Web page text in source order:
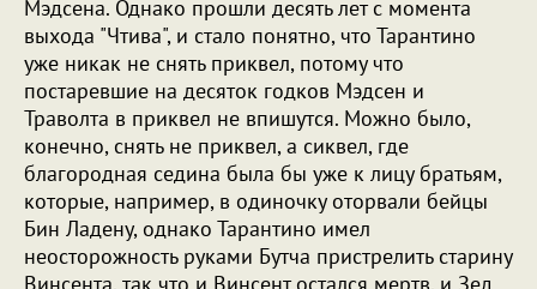
Мэдсена. Однако прошли десять лет с момента
выхода "Чтива", и стало понятно, что Тарантино
уже никак не снять приквел, потому что
постаревшие на десяток годков Мэдсен и
Траволта в приквел не впишутся. Можно было,
конечно, снять не приквел, а сиквел, где
благородная седина была бы уже к лицу братьям,
которые, например, в одиночку оторвали бейцы
Бин Ладену, однако Тарантино имел
неосторожность руками Бутча пристрелить старину